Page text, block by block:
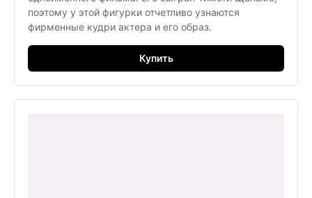
поэтому у этой фигурки отчетливо узнаются
фирменные кудри актера и его образ.
Купить